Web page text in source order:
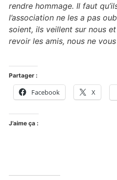
rendre hommage. Il faut
l’association ne les a pas
soient, ils veillent sur nous
revoir les amis, nous ne
Partager :
Facebook X
J’aime ça :